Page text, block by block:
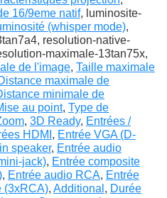
16/9eme natif, luminosite-
(whisper mode),
resolution-native-
maximale-13tan75x,
de l'image, Taille maximale
maximale de
minimale de
au point, Type de
, 3D Ready, Entrées /
HDMI , Entrée VGA (D-
speaker, Entrée audio
jack), Entrée composite
, Entrée audio RCA, Entrée
(3xRCA), Additional , Durée